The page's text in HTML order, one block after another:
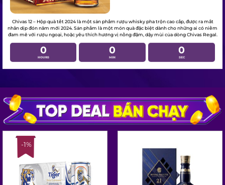
Chivas 12 – Hộp quà tết 2024 là một sản phẩm rượu whisky pha trộn cao cấp, được ra mắt
nhân dịp đón năm mới 2024. Sản phẩm là một món quà đặc biệt dành cho những ai có
niềm đam mê với rượu ngoại, hoặc yêu thích hương vị nồng đậm, dậy mùi của dòng
Chivas Regal.
0
HOURS
0
MIN
0
-1%